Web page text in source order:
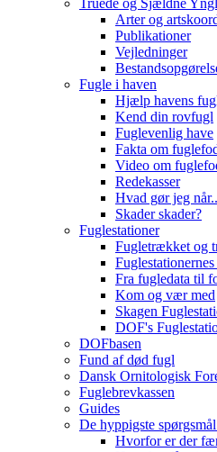
Truede og Sjældne
Arter og
Publikationer
Vejledninger
Fugle i haven
Hjælp havens
Kend din rovfugl
Fuglevenlig have
Fakta om
Video om
Redekasser
Hvad gør jeg
Skader skader?
Fuglestationer
Fugletrækket og
Fra fugledata til
Kom og vær med
Skagen
DOF's
DOFbasen
Fund af død fugl
Dansk Ornitologisk
Fuglebrevkassen
Guides
De hyppigste
Hvorfor er der